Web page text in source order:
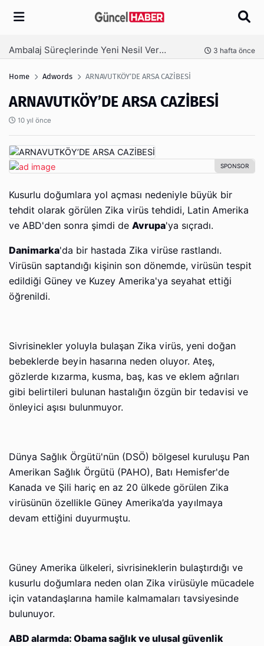
Arama
Ambalaj Süreçlerinde Yeni Nesil Verimliliği Olimpack ile Yakalayın 3 hafta önce
Home Adwords ARNAVUTKÖY’DE ARSA CAZİBESİ
ARNAVUTKÖY’DE ARSA CAZİBESİ
10 yıl önce
Kusurlu doğumlara yol açması nedeniyle büyük bir
tehdit olarak görülen Zika virüs tehdidi, Latin Amerika
ve ABD'den sonra şimdi de Avrupa'ya sıçradı.
Danimarka'da bir hastada Zika virüse rastlandı.
Virüsün saptandığı kişinin son dönemde, virüsün tespit
edildiği Güney ve Kuzey Amerika'ya seyahat ettiği
öğrenildi.
Sivrisinekler yoluyla bulaşan Zika virüs, yeni doğan
bebeklerde beyin hasarına neden oluyor. Ateş,
gözlerde kızarma, kusma, baş, kas ve eklem ağrıları
gibi belirtileri bulunan hastalığın özgün bir tedavisi ve
önleyici aşısı bulunmuyor.
Dünya Sağlık Örgütü'nün (DSÖ) bölgesel kuruluşu Pan
Amerikan Sağlık Örgütü (PAHO), Batı Hemisfer'de
Kanada ve Şili hariç en az 20 ülkede görülen Zika
virüsünün özellikle Güney Amerika’da yayılmaya
devam ettiğini duyurmuştu.
Güney Amerika ülkeleri, sivrisineklerin bulaştırdığı ve
kusurlu doğumlara neden olan Zika virüsüyle mücadele
için vatandaşlarına hamile kalmamaları tavsiyesinde
bulunuyor.
ABD alarmda: Obama sağlık ve ulusal güvenlik